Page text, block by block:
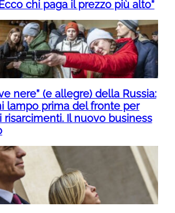
chi paga il prezzo più alto”
nere” (e allegre) della Russia:
lampo prima del fronte per
risarcimenti. Il nuovo business